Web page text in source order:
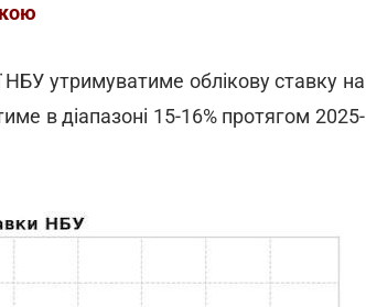
НБУ утримуватиме облікову ставку на
в діапазоні 15-16% протягом 2025-